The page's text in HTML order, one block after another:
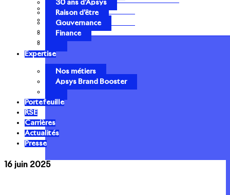
Raison d’être
Gouvernance
Finance
30 ans d’Apsys
Raison d’être
Gouvernance
Finance
Expertise
Nos métiers
Apsys Brand Booster
Portefeuille
RSE
Carrières
Actualités
Presse
16 juin 2025